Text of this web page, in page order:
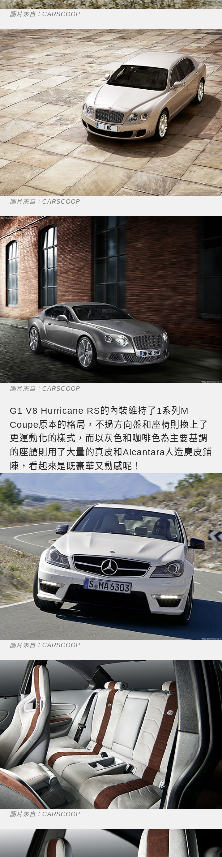
圖片來自：CARSCOOP
圖片來自：CARSCOOP
圖片來自：CARSCOOP
G1 V8 Hurricane RS的內裝維持了1系列M
Coupe原本的格局，不過方向盤和座椅則換上了
更運動化的樣式，而以灰色和咖啡色為主要基調
的座艙則用了大量的真皮和Alcantara人造麂皮鋪
陳，看起來是既豪華又動感呢！
圖片來自：CARSCOOP
圖片來自：CARSCOOP